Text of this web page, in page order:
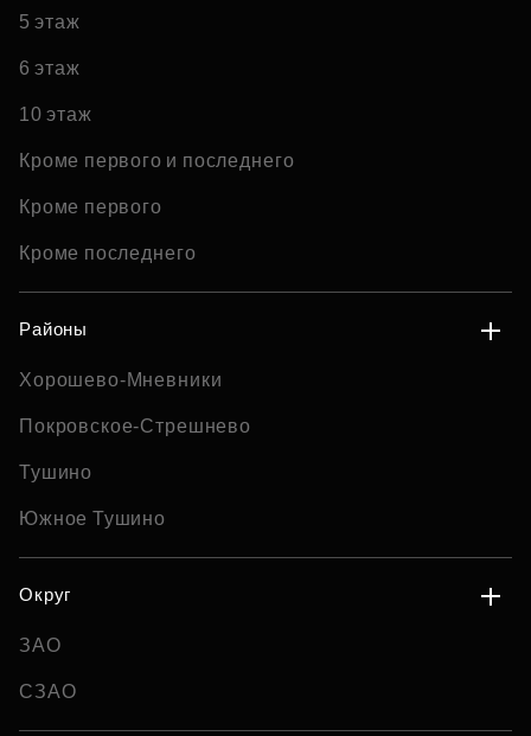
5 этаж
6 этаж
10 этаж
Кроме первого и последнего
Кроме первого
Кроме последнего
Районы
Хорошево-Мневники
Покровское-Стрешнево
Тушино
Южное Тушино
Округ
ЗАО
СЗАО